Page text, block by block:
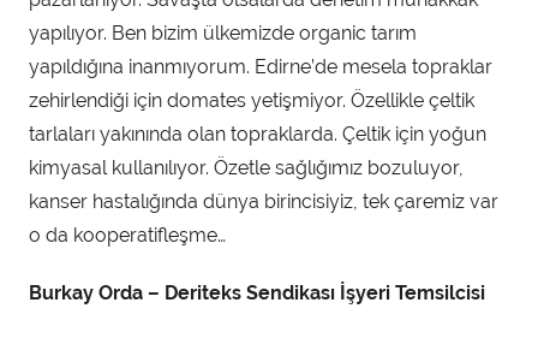
yapılıyor. Ben bizim ülkemizde organic tarım
yapıldığına inanmıyorum. Edirne’de mesela topraklar
zehirlendiği için domates yetişmiyor. Özellikle çeltik
tarlaları yakınında olan topraklarda. Çeltik için yoğun
kimyasal kullanılıyor. Özetle sağlığımız bozuluyor,
kanser hastalığında dünya birincisiyiz, tek çaremiz var
o da kooperatifleşme…
Burkay Orda – Deriteks Sendikası İşyeri Temsilcisi